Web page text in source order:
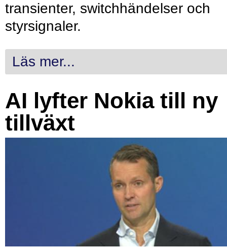
transienter, switchhändelser och
styrsignaler.
Läs mer...
AI lyfter Nokia till ny
tillväxt